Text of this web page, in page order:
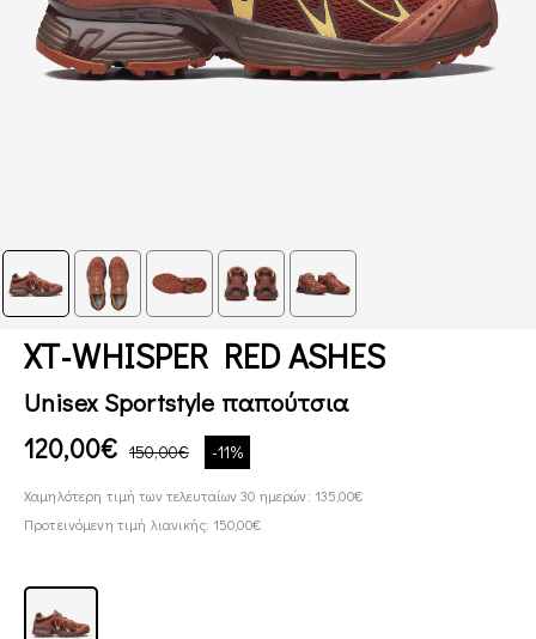
XT-WHISPER RED ASHES
Unisex Sportstyle παπούτσια
120,00€ 150,00€ -11%
Χαμηλότερη τιμή των τελευταίων 30 ημερών: 135,00€
Προτεινόμενη τιμή λιανικής: 150,00€